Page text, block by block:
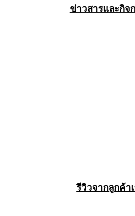
ข่าวสารและกิจ
รีวิวจากลูกค้า